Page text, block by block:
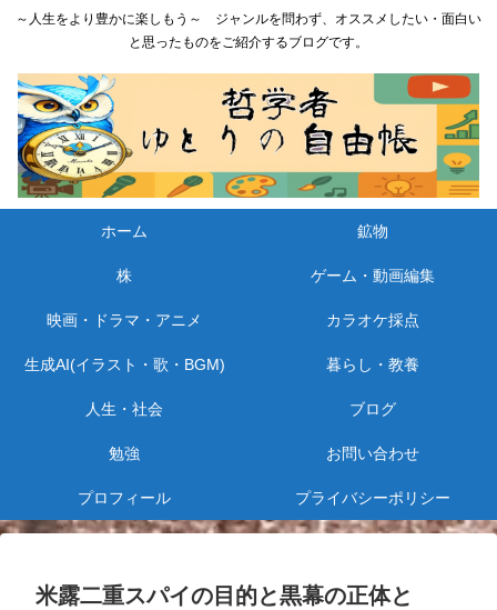
～人生をより豊かに楽しもう～ ジャンルを問わず、オススメしたい・面白い
と思ったものをご紹介するブログです。
ホーム 鉱物
株 ゲーム・動画編集
映画・ドラマ・アニメ カラオケ採点
生成AI(イラスト・歌・BGM) 暮らし・教養
人生・社会 ブログ
勉強 お問い合わせ
プロフィール プライバシーポリシー
米露二重スパイの目的と黒幕の正体と